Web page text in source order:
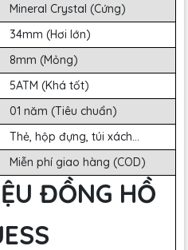
Mineral Crystal (Cứng)
34mm (Hơi lớn)
8mm (Mỏng)
5ATM (Khá tốt)
01 năm (Tiêu chuẩn)
Thẻ, hộp đựng, túi xách...
Miễn phí giao hàng (COD)
ĐỒNG HỒ